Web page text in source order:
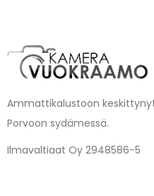
Ammattikalustoon
Porvoon sydämessä.
Ilmavaltiaat Oy 2948586-5